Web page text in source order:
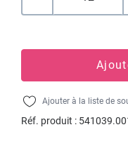
Ajouter à la liste de
Réf. produit :